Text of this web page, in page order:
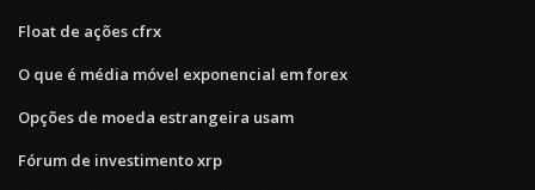
Float de ações cfrx
O que é média móvel exponencial em forex
Opções de moeda estrangeira usam
Fórum de investimento xrp